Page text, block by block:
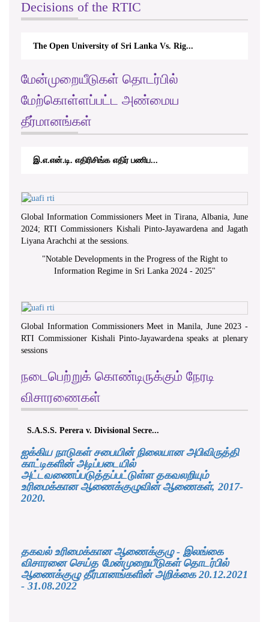
Decisions of the RTIC
University of Sri Lanka Vs. Rig...
மேன்முறையீடுகள் தொடர்பில்
மேற்கொள்ளப்பட்ட அண்மைய
தீர்மானங்கள்
எதிரிசிங்க எதிர் பணிப...
Global Information Commissioners Meet in Tirana, Albania, June
2024; RTI Commissioners Kishali Pinto-Jayawardena and Jagath
Liyana Arachchi at the sessions.
"Notable Developments in the Progress of the Right to
Information Regime in Sri Lanka 2024 - 2025"
Global Information Commissioners Meet in Manila, June 2023 -
RTI Commissioner Kishali Pinto-Jayawardena speaks at plenary
sessions
நடைபெற்றுக் கொண்டிருக்கும் நேரடி
விசாரணைகள்
Perera v. Divisional Secre...
ஐக்கிய நாடுகள் சபையின் நிலையான அபிவிருத்தி
காட்டிகளின் அடிப்படையில்
அட்டவணைப்படுத்தப்பட்டுள்ள தகவலறியும்
உரிமைக்கான ஆணைக்குழுவின் ஆணைகள், 2017-
2020.
தகவல் உரிமைக்கான ஆணைக்குழு - இலங்கை
விசாரனை செய்த மேன்முறையீடுகள் தொடர்பில்
ஆணைக்குழு தீர்மானங்களின் அறிக்கை 20.12.2021
- 31.08.2022